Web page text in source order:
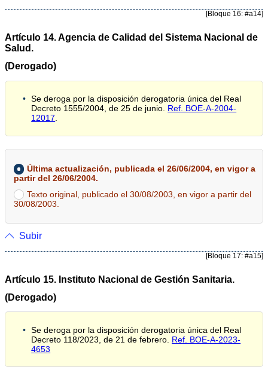
[Bloque 16: #a14]
Artículo 14. Agencia de Calidad del Sistema Nacional de
Salud.
(Derogado)
Se deroga por la disposición derogatoria única del Real
Decreto 1555/2004, de 25 de junio. Ref. BOE-A-2004-
12017.
Última actualización, publicada el 26/06/2004, en vigor a
partir del 26/06/2004.
Texto original, publicado el 30/08/2003, en vigor a partir del
30/08/2003.
Subir
[Bloque 17: #a15]
Artículo 15. Instituto Nacional de Gestión Sanitaria.
(Derogado)
Se deroga por la disposición derogatoria única del Real
Decreto 118/2023, de 21 de febrero. Ref. BOE-A-2023-
4653